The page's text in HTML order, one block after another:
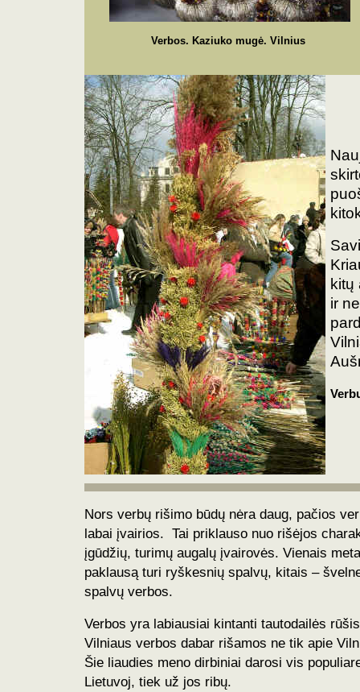
Verbos. Kaziuko mugė. Vilnius
kitų
ir
Nors verbų rišimo būdų nėra daug, pačios
labai įvairios. Tai priklauso nuo rišėjos
įgūdžių, turimų augalų įvairovės. Vienais
paklausą turi ryškesnių spalvų, kitais –
spalvų verbos.
Verbos yra labiausiai kintanti tautodailės
Vilniaus verbos dabar rišamos ne tik apie
Šie liaudies meno dirbiniai darosi vis
Lietuvoj, tiek už jos ribų.